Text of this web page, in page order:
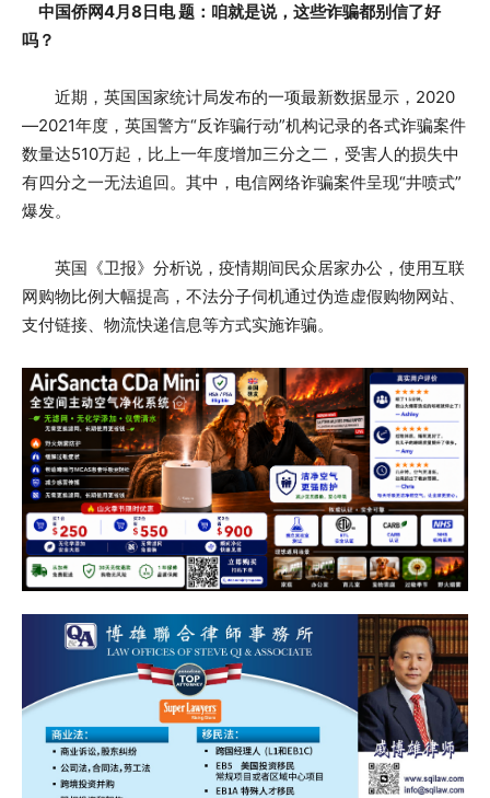
中国侨网4月8日电 题：咱就是说，这些诈骗都别信了好
吗？
近期，英国国家统计局发布的一项最新数据显示，2020
—2021年度，英国警方“反诈骗行动”机构记录的各式诈骗案件
数量达510万起，比上一年度增加三分之二，受害人的损失中
有四分之一无法追回。其中，电信网络诈骗案件呈现“井喷式”
爆发。
英国《卫报》分析说，疫情期间民众居家办公，使用互联
网购物比例大幅提高，不法分子伺机通过伪造虚假购物网站、
支付链接、物流快递信息等方式实施诈骗。